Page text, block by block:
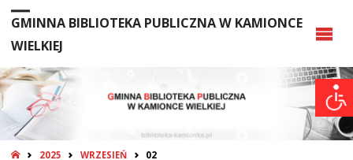
GMINNA BIBLIOTEKA PUBLICZNA W KAMIONCE
WIELKIEJ
STRONA
2025 WRZESIEŃ 02